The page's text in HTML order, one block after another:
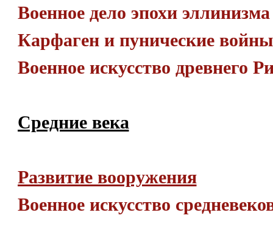
Военное дело эпохи эллинизма
Карфаген и пунические войны
Военное искусство древнего
Средние века
Развитие вооружения
Военное искусство